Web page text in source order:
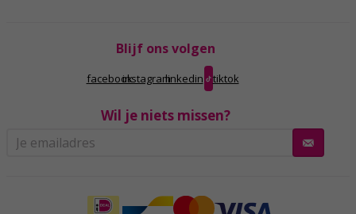
Blijf ons volgen
facebookinstagramlinkedin tiktok
Wil je niets missen?